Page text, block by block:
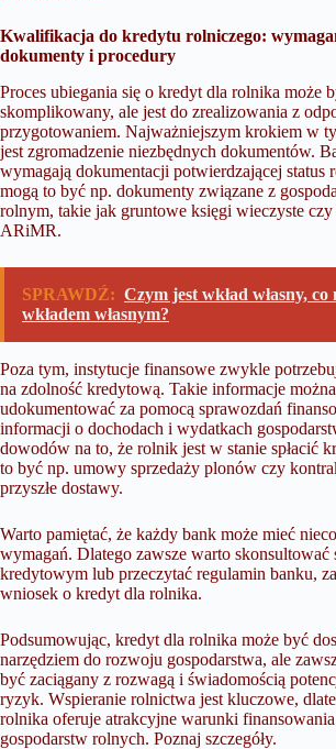
Kwalifikacja do kredytu rolniczego:
dokumenty i procedury
Proces ubiegania się o kredyt dla rolnika może
skomplikowany, ale jest do zrealizowania z
przygotowaniem. Najważniejszym krokiem w
jest zgromadzenie niezbędnych dokumentów.
wymagają dokumentacji potwierdzającej status
mogą to być np. dokumenty związane z
rolnym, takie jak gruntowe księgi wieczyste
ARiMR.
SPRAWDŹ: Czym jest wkład własny, co
wkładem własnym?
Poza tym, instytucje finansowe zwykle
na zdolność kredytową. Takie informacje można
udokumentować za pomocą sprawozdań
informacji o dochodach i wydatkach
dowodów na to, że rolnik jest w stanie spłacić
to być np. umowy sprzedaży plonów czy
przyszłe dostawy.
Warto pamiętać, że każdy bank może mieć
wymagań. Dlatego zawsze warto skonsultować
kredytowym lub przeczytać regulamin banku,
wniosek o kredyt dla rolnika.
Podsumowując, kredyt dla rolnika może być
narzędziem do rozwoju gospodarstwa, ale
być zaciągany z rozwagą i świadomością
ryzyk. Wspieranie rolnictwa jest kluczowe,
rolnika oferuje atrakcyjne warunki
gospodarstw rolnych. Poznaj szczegóły.